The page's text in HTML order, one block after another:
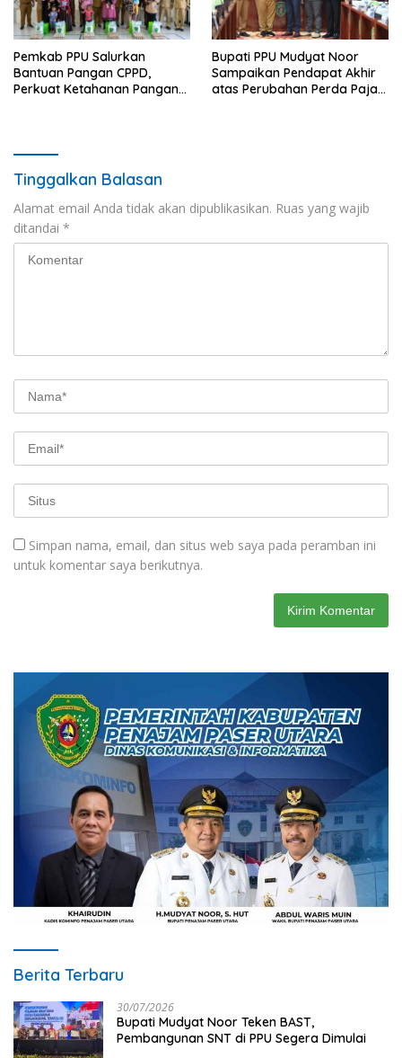
Pemkab PPU Salurkan
Bantuan Pangan CPPD,
Perkuat Ketahanan Pangan
Bupati PPU Mudyat Noor
Sampaikan Pendapat Akhir
atas Perubahan Perda Pajak
Tinggalkan Balasan
Alamat email Anda tidak akan dipublikasikan. Ruas yang wajib
ditandai *
Simpan nama, email, dan situs web saya pada peramban ini
untuk komentar saya berikutnya.
Berita Terbaru
30/07/2026
Bupati Mudyat Noor Teken BAST,
Pembangunan SNT di PPU Segera Dimulai